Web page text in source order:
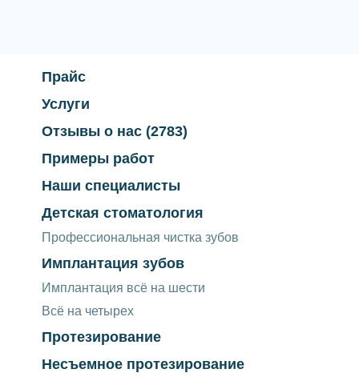
Прайс
Услуги
Отзывы о нас (2783)
Примеры работ
Наши специалисты
Детская стоматология
Профессиональная чистка зубов
Имплантация зубов
Имплантация всё на шести
Всё на четырех
Протезирование
Несъемное протезирование